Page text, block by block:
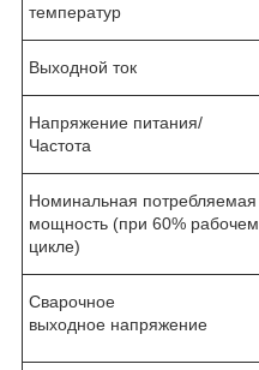
температур
Выходной ток
Напряжение питания/
Частота
Номинальная потребляемая
мощность (при 60% рабочем
цикле)
Сварочное
выходное напряжение